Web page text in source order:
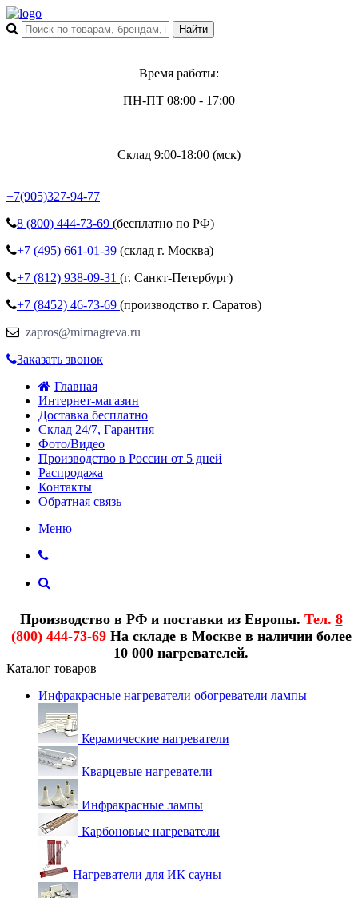
Время работы:
ПН-ПТ 08:00 - 17:00
Склад 9:00-18:00 (мск)
+7(905)327-94-77
8 (800) 444-73-69 (бесплатно по РФ)
+7 (495) 661-01-39 (склад г. Москва)
+7 (812) 938-09-31 (г. Санкт-Петербург)
+7 (8452) 46-73-69 (производство г. Саратов)
zapros@mirnagreva.ru
Заказать звонок
Главная
Интернет-магазин
Доставка бесплатно
Склад 24/7, Гарантия
Фото/Видео
Производство в России от 5 дней
Распродажа
Контакты
Обратная связь
Меню
Производство в РФ и поставки из Европы. Тел. 8
(800) 444-73-69На складе в Москве в наличии более
10 000 нагревателей.
Каталог товаров
Инфракрасные нагреватели обогреватели лампы
Керамические нагреватели
Кварцевые нагреватели
Инфракрасные лампы
Карбоновые нагреватели
Нагреватели для ИК сауны